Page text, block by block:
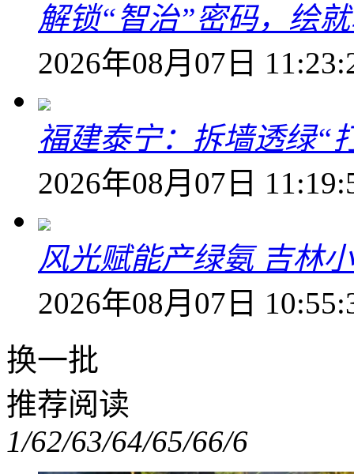
解锁“智治”密码，绘
2026年08月07日
福建泰宁：拆墙透绿“
2026年08月07日
风光赋能产绿氨 吉林
2026年08月07日
换一批
推荐阅读
1/62/63/64/65/66/6